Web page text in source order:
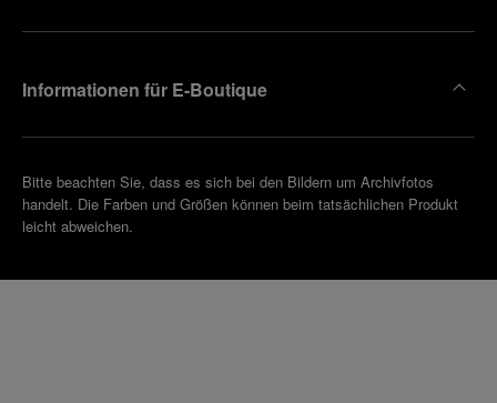
Informationen für E-Boutique
Bitte beachten Sie, dass es sich bei den Bildern um Archivfotos
handelt. Die Farben und Größen können beim tatsächlichen Produkt
leicht abweichen.